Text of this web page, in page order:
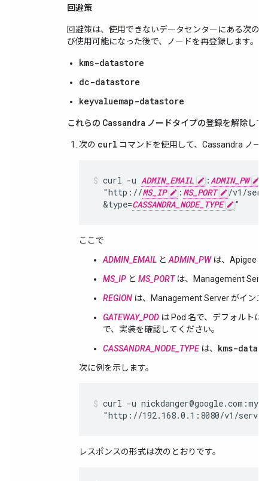
回避策
回避策は、使用できないデータセンターにある次の
び使用可能になった後で、ノードを再登録します。
kms-datastore
dc-datastore
keyvaluemap-datastore
これらの Cassandra ノードタイプの登録を解除して
次の curl コマンドを使用して、Cassandra ノー
curl -u ADMIN_EMAIL :ADMIN_PW
  "http://
MS_IP : MS_PORT
/v1/
  &type=
CASSANDRA_NODE_TYPE "
ここで
ADMIN_EMAIL と ADMIN_PWは、Apigee の
MS_IP と MS_PORTは、Management
REGION は、Management Server がインス
GATEWAY_POD は Pod 名で、デフォルト
で、実装を確認してください。
CASSANDRA_NODE_TYPEは、 kms-
次に例を示します。
curl -u
"http://192.168.0.1:8080/v1/
レスポンスの形式は次のとおりです。